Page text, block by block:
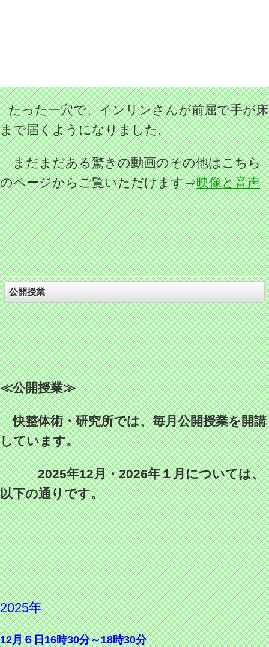
たった一穴で、インリンさんが前屈で手が床
まで届くようになりました。
まだまだある驚きの動画のその他はこちら
のページからご覧いただけます⇒映像と音声
公開授業
≪公開授業≫
快整体術・研究所では、毎月公開授業を開講
しています。
2025年12月・2026年１月については、
以下の通りです。
2025年
12月６日16時30分～18時30分